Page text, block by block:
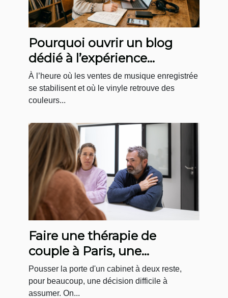
Pourquoi ouvrir un blog
dédié à l’expérience
boutique en musique
change la donne
À l’heure où les ventes de musique enregistrée
se stabilisent et où le vinyle retrouve des
couleurs...
Faire une thérapie de
couple à Paris, une
démarche plus courante
qu'on ne le pense !
Pousser la porte d'un cabinet à deux reste,
pour beaucoup, une décision difficile à
assumer. On...